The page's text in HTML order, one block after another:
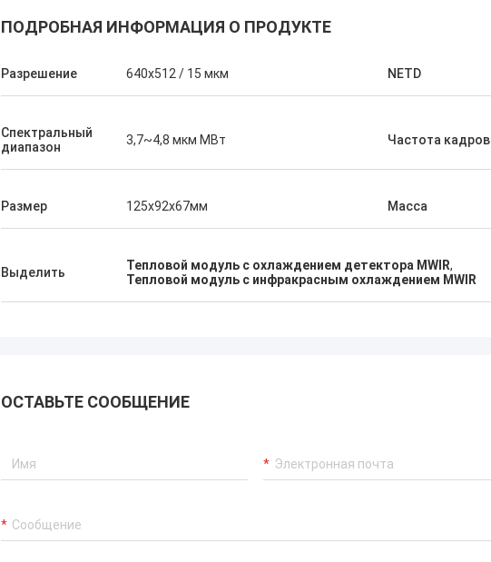
ПОДРОБНАЯ ИНФОРМАЦИЯ О ПРОДУКТЕ
Разрешение 640x512 / 15 мкм NETD
Спектральный
диапазон
3,7~4,8 мкм МВт Частота кадров
Размер 125x92x67мм Масса
Выделить Тепловой модуль с охлаждением детектора MWIR,
Тепловой модуль с инфракрасным охлаждением MWIR
ОСТАВЬТЕ СООБЩЕНИЕ